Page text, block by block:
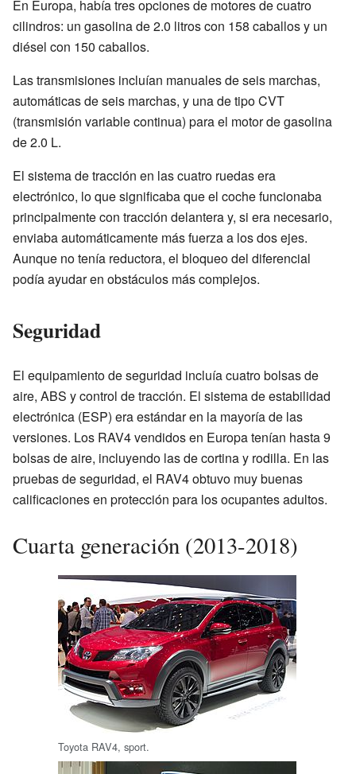
En Europa, había tres opciones de motores de cuatro
cilindros: un gasolina de 2.0 litros con 158 caballos y un
diésel con 150 caballos.
Las transmisiones incluían manuales de seis marchas,
automáticas de seis marchas, y una de tipo CVT
(transmisión variable continua) para el motor de gasolina
de 2.0 L.
El sistema de tracción en las cuatro ruedas era
electrónico, lo que significaba que el coche funcionaba
principalmente con tracción delantera y, si era necesario,
enviaba automáticamente más fuerza a los dos ejes.
Aunque no tenía reductora, el bloqueo del diferencial
podía ayudar en obstáculos más complejos.
Seguridad
El equipamiento de seguridad incluía cuatro bolsas de
aire, ABS y control de tracción. El sistema de estabilidad
electrónica (ESP) era estándar en la mayoría de las
versiones. Los RAV4 vendidos en Europa tenían hasta 9
bolsas de aire, incluyendo las de cortina y rodilla. En las
pruebas de seguridad, el RAV4 obtuvo muy buenas
calificaciones en protección para los ocupantes adultos.
Cuarta generación (2013-2018)
Toyota RAV4, sport.